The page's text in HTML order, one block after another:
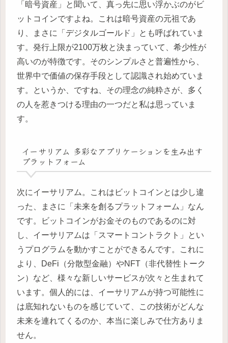
「暗号資産」と聞いて、真っ先に思い浮かぶのがビ
ットコインですよね。これは暗号資産の元祖であ
り、まさに「デジタルゴールド」とも呼ばれていま
す。発行上限が2100万枚と決まっていて、希少性が
高いのが特徴です。そのシンプルさと普遍性から、
世界中で価値の保存手段として認識され始めていま
す。というか、ですね、その理念の純粋さが、多く
の人を惹きつける理由の一つだと私は思っていま
す。
イーサリアム 多彩なアプリケーションを生み出す
プラットフォーム
次にイーサリアム。これはビットコインとは少し違
った、まさに「未来を創るプラットフォーム」なん
です。ビットコインがお金そのものであるのに対
し、イーサリアムは「スマートコントラクト」とい
うプログラムを動かすことができるんです。これに
より、DeFi（分散型金融）やNFT（非代替性トーク
ン）など、様々な新しいサービスが次々と生まれて
います。個人的には、イーサリアムが持つ可能性に
は底知れないものを感じていて、この技術がどんな
未来を連れてくるのか、本当に楽しみで仕方ありま
せん。